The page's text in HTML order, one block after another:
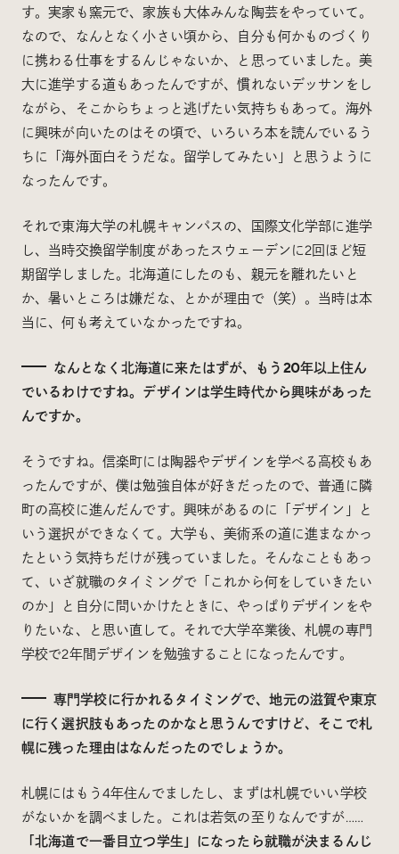
す。実家も窯元で、家族も大体みんな陶芸をやっていて。
なので、なんとなく小さい頃から、自分も何かものづくり
に携わる仕事をするんじゃないか、と思っていました。美
大に進学する道もあったんですが、慣れないデッサンをし
ながら、そこからちょっと逃げたい気持ちもあって。海外
に興味が向いたのはその頃で、いろいろ本を読んでいるう
ちに「海外面白そうだな。留学してみたい」と思うように
なったんです。
それで東海大学の札幌キャンパスの、国際文化学部に進学
し、当時交換留学制度があったスウェーデンに2回ほど短
期留学しました。北海道にしたのも、親元を離れたいと
か、暑いところは嫌だな、とかが理由で（笑）。当時は本
当に、何も考えていなかったですね。
なんとなく北海道に来たはずが、もう20年以上住ん
でいるわけですね。デザインは学生時代から興味があった
んですか。
そうですね。信楽町には陶器やデザインを学べる高校もあ
ったんですが、僕は勉強自体が好きだったので、普通に隣
町の高校に進んだんです。興味があるのに「デザイン」と
いう選択ができなくて。大学も、美術系の道に進まなかっ
たという気持ちだけが残っていました。そんなこともあっ
て、いざ就職のタイミングで「これから何をしていきたい
のか」と自分に問いかけたときに、やっぱりデザインをや
りたいな、と思い直して。それで大学卒業後、札幌の専門
学校で2年間デザインを勉強することになったんです。
専門学校に行かれるタイミングで、地元の滋賀や東京
に行く選択肢もあったのかなと思うんですけど、そこで札
幌に残った理由はなんだったのでしょうか。
札幌にはもう4年住んでましたし、まずは札幌でいい学校
がないかを調べました。これは若気の至りなんですが……
「北海道で一番目立つ学生」になったら就職が決まるんじ